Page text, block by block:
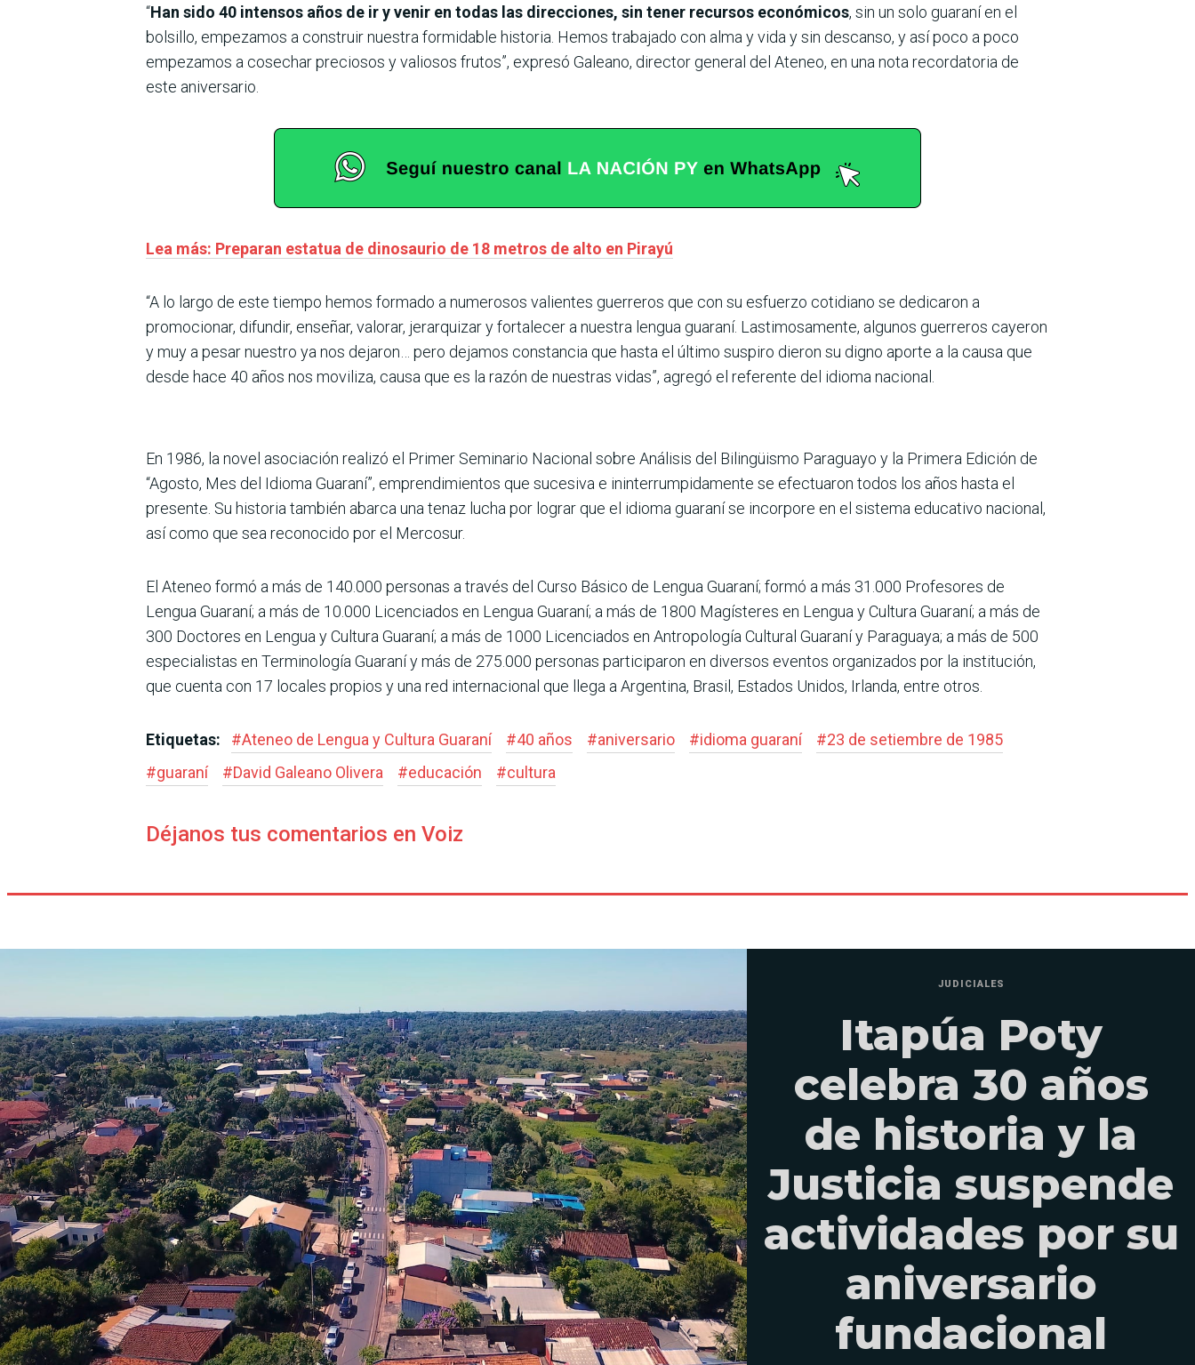
“Han sido 40 intensos años de ir y venir en todas las direcciones, sin tener recursos económicos, sin un solo guaraní en el
bolsillo, empezamos a construir nuestra formidable historia. Hemos trabajado con alma y vida y sin descanso, y así poco a poco
empezamos a cosechar preciosos y valiosos frutos”, expresó Galeano, director general del Ateneo, en una nota recordatoria de
este aniversario.
Lea más: Preparan estatua de dinosaurio de 18 metros de alto en Pirayú
“A lo largo de este tiempo hemos formado a numerosos valientes guerreros que con su esfuerzo cotidiano se dedicaron a
promocionar, difundir, enseñar, valorar, jerarquizar y fortalecer a nuestra lengua guaraní. Lastimosamente, algunos guerreros cayeron
y muy a pesar nuestro ya nos dejaron… pero dejamos constancia que hasta el último suspiro dieron su digno aporte a la causa que
desde hace 40 años nos moviliza, causa que es la razón de nuestras vidas”, agregó el referente del idioma nacional.
En 1986, la novel asociación realizó el Primer Seminario Nacional sobre Análisis del Bilingüismo Paraguayo y la Primera Edición de
“Agosto, Mes del Idioma Guaraní”, emprendimientos que sucesiva e ininterrumpidamente se efectuaron todos los años hasta el
presente. Su historia también abarca una tenaz lucha por lograr que el idioma guaraní se incorpore en el sistema educativo nacional,
así como que sea reconocido por el Mercosur.
El Ateneo formó a más de 140.000 personas a través del Curso Básico de Lengua Guaraní; formó a más 31.000 Profesores de
Lengua Guaraní; a más de 10.000 Licenciados en Lengua Guaraní; a más de 1800 Magísteres en Lengua y Cultura Guaraní; a más de
300 Doctores en Lengua y Cultura Guaraní; a más de 1000 Licenciados en Antropología Cultural Guaraní y Paraguaya; a más de 500
especialistas en Terminología Guaraní y más de 275.000 personas participaron en diversos eventos organizados por la institución,
que cuenta con 17 locales propios y una red internacional que llega a Argentina, Brasil, Estados Unidos, Irlanda, entre otros.
Etiquetas: #Ateneo de Lengua y Cultura Guaraní #40 años #aniversario #idioma guaraní #23 de setiembre de 1985
#guaraní #David Galeano Olivera #educación #cultura
Déjanos tus comentarios en Voiz
JUDICIALES
Itapúa Poty
celebra 30 años
de historia y la
Justicia suspende
actividades por su
aniversario
fundacional